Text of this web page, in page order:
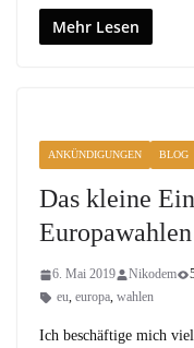
Mehr Lesen
ANKÜNDIGUNGEN BLOG
Das kleine
Europawahlen
6. Mai 2019 Nikodem
eu, europa, wahlen
Ich beschäftige mich